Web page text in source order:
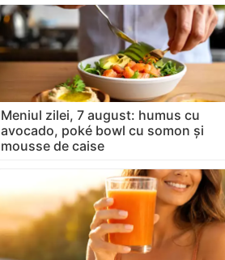
Meniul zilei, 7 august: humus cu
avocado, poké bowl cu somon și
mousse de caise